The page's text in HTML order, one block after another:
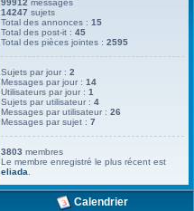
99912 messages
14247 sujets
Total des annonces :15
Total des post-it :45
Total des pièces jointes :2595
Sujets par jour :2
Messages par jour :14
Utilisateurs par jour :1
Sujets par utilisateur :4
Messages par utilisateur :26
Messages par sujet :7
3803 membres
Le membre enregistré le plus récent est
eliada
Calendrier